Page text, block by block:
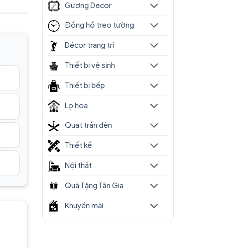
Gương Decor
Đồng hồ treo tường
Décor trang trí
Thiết bị vệ sinh
Thiết bị bếp
Lọ hoa
Quạt trần đèn
Thiết kế
Nội thất
Quà Tặng Tân Gia
Khuyến mãi